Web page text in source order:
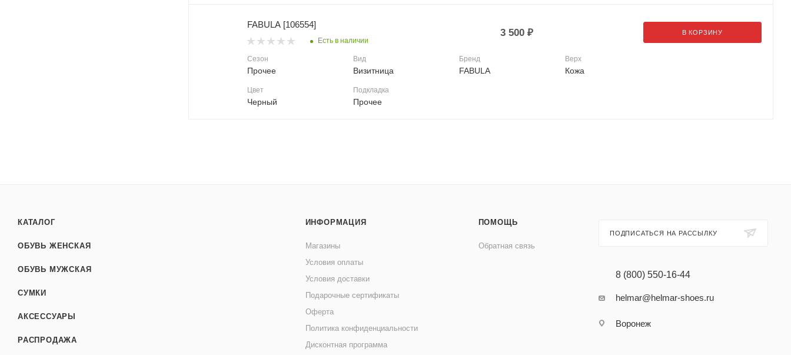
FABULA [106554]
Есть в наличии
3 500 ₽ В КОРЗИНУ
Сезон
Прочее
Вид
Визитница
Бренд
FABULA
Верх
Кожа
Цвет
Черный
Подкладка
Прочее
КАТАЛОГ
ОБУВЬ ЖЕНСКАЯ
ОБУВЬ МУЖСКАЯ
СУМКИ
АКСЕССУАРЫ
РАСПРОДАЖА
ИНФОРМАЦИЯ
Магазины
Условия оплаты
Условия доставки
Подарочные сертификаты
Оферта
Политика конфиденциальности
Дисконтная программа
ПОМОЩЬ
Обратная связь
ПОДПИСАТЬСЯ НА РАССЫЛКУ
8 (800) 550-16-44
helmar@helmar-shoes.ru
Воронеж